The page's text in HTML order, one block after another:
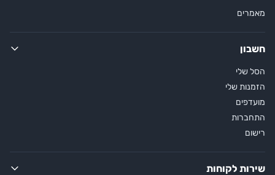
מאמרים
חשבון
הסל שלי
הזמנות שלי
מועדפים
התחברות
רישום
שירות לקוחות